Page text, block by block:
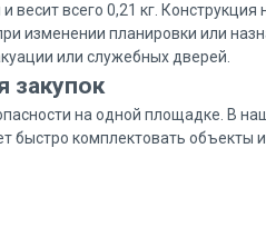
всего 0,21 кг.
изменении планировки или
или служебных дверей.
закупок
на одной площадке. В
быстро комплектовать объекты
оптовые условия от
дополнительную